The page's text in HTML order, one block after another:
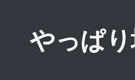
やっぱ